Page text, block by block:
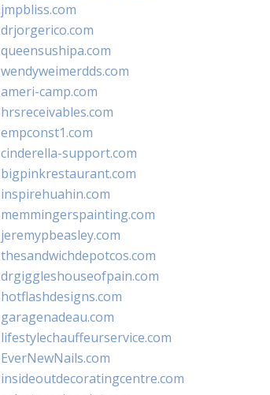
jmpbliss.com
drjorgerico.com
queensushipa.com
wendyweimerdds.com
ameri-camp.com
hrsreceivables.com
empconst1.com
cinderella-support.com
bigpinkrestaurant.com
inspirehuahin.com
memmingerspainting.com
jeremypbeasley.com
thesandwichdepotcos.com
drgiggleshouseofpain.com
hotflashdesigns.com
garagenadeau.com
lifestylechauffeurservice.com
EverNewNails.com
insideoutdecoratingcentre.com